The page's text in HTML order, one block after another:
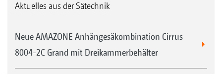
Aktuelles aus der Sätechnik
Neue AMAZONE Anhängesäkombination Cirrus
8004-2C Grand mit Dreikammerbehälter